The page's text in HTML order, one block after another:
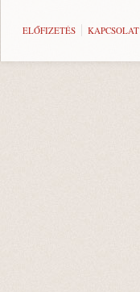
ELŐFIZETÉS KAPCSOLAT